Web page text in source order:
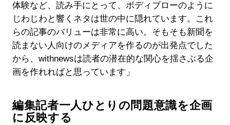
体験など、読み手にとって、ボディブローのように
じわじわと響くネタは世の中に隠れています。これ
らの記事のバリューは非常に高い。そもそも新聞を
読まない人向けのメディアを作るのが出発点でした
から、withnewsは読者の潜在的な関心を揺さぶる企
画を作れればと思っています」
編集記者一人ひとりの問題意識を企画
に反映する